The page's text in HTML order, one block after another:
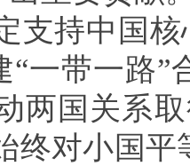
支持中国
“一带一路”
两国关系
终对小国